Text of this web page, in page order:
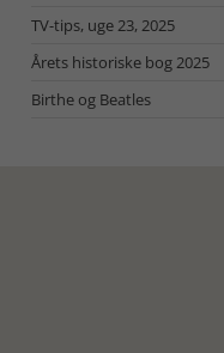
TV-tips, uge 23, 2025
Årets historiske bog 2025
Birthe og Beatles